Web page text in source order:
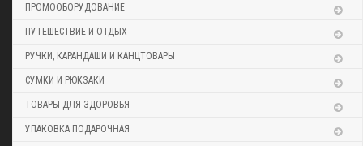
ПРОМООБОРУДОВАНИЕ
ПУТЕШЕСТВИЕ И ОТДЫХ
РУЧКИ, КАРАНДАШИ И КАНЦТОВАРЫ
СУМКИ И РЮКЗАКИ
ТОВАРЫ ДЛЯ ЗДОРОВЬЯ
УПАКОВКА ПОДАРОЧНАЯ